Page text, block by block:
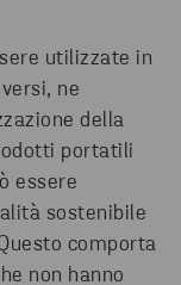
utilizzate in
ne
della
portatili
essere
sostenibile
comporta
non hanno